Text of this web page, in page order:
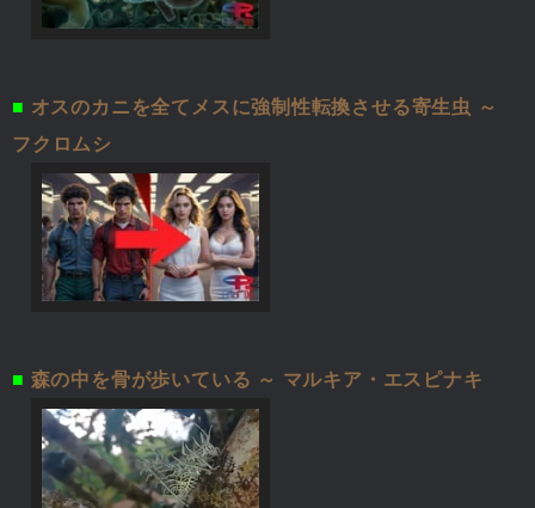
■ オスのカニを全てメスに強制性転換させる寄生虫 ～
フクロムシ
■ 森の中を骨が歩いている ～ マルキア・エスピナキ